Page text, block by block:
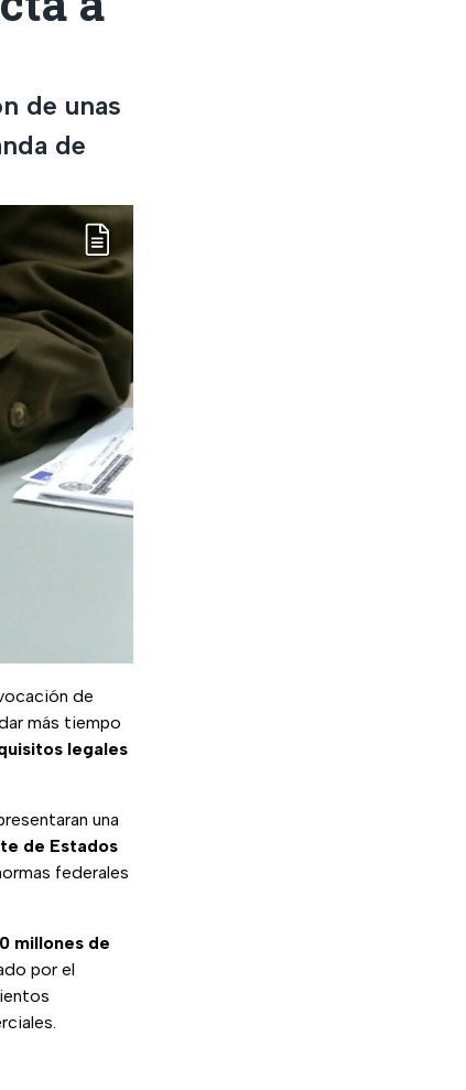
de unas
de
de
más tiempo
legales
una
de Estados
federales
millones de
por el